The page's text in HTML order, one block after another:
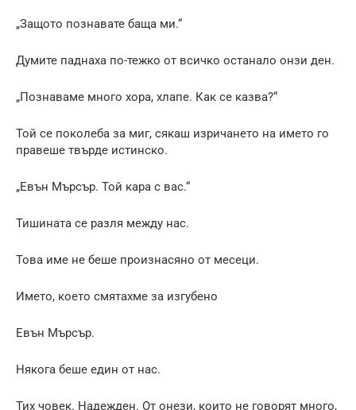
„Защото познавате баща ми.“
Думите паднаха по-тежко от всичко останало онзи ден.
„Познаваме много хора, хлапе. Как се казва?“
Той се поколеба за миг, сякаш изричането на името го
правеше твърде истинско.
„Евън Мърсър. Той кара с вас.“
Тишината се разля между нас.
Това име не беше произнасяно от месеци.
Името, което смятахме за изгубено
Евън Мърсър.
Някога беше един от нас.
Тих човек. Надежден. От онези, които не говорят много,